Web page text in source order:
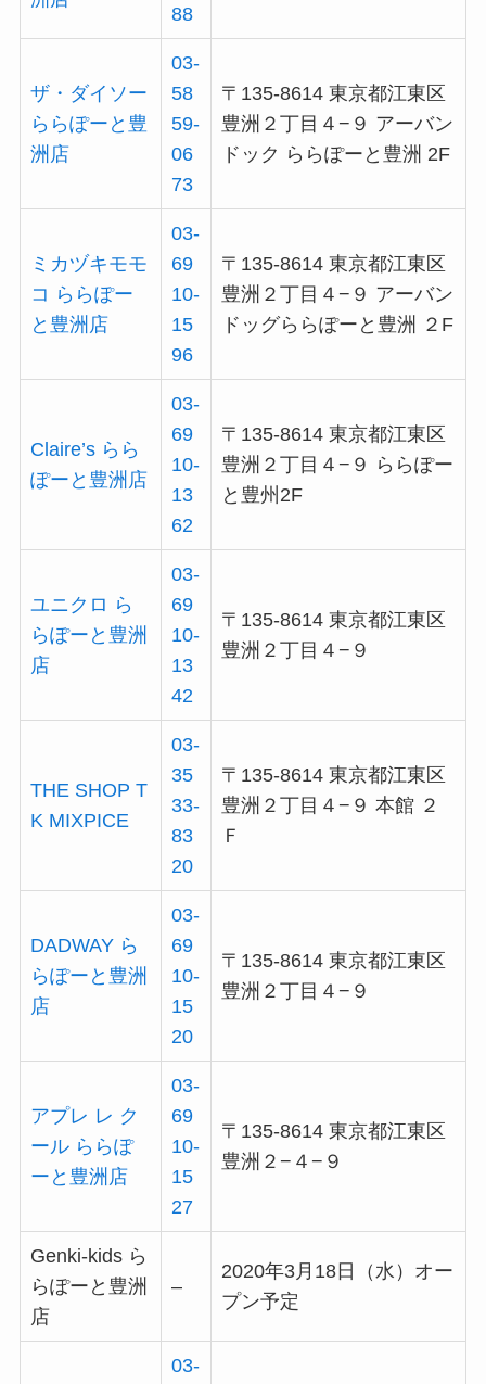
88
ザ・ダイソー
ららぽーと豊
洲店
03-
58
59-
06
73
〒135-8614 東京都江東区
豊洲２丁目４−９ アーバン
ドック ららぽーと豊洲 2F
ミカヅキモモ
コ ららぽー
と豊洲店
03-
69
10-
15
96
〒135-8614 東京都江東区
豊洲２丁目４−９ アーバン
ドッグららぽーと豊洲 ２F
Claire’s らら
ぽーと豊洲店
03-
69
10-
13
62
〒135-8614 東京都江東区
豊洲２丁目４−９ ららぽー
と豊州2F
ユニクロ ら
らぽーと豊洲
店
03-
69
10-
13
42
〒135-8614 東京都江東区
豊洲２丁目４−９
THE SHOP T
K MIXPICE
03-
35
33-
83
20
〒135-8614 東京都江東区
豊洲２丁目４−９ 本館 ２
Ｆ
DADWAY ら
らぽーと豊洲
店
03-
69
10-
15
20
〒135-8614 東京都江東区
豊洲２丁目４−９
アプレ レ ク
ール ららぽ
ーと豊洲店
03-
69
10-
15
27
〒135-8614 東京都江東区
豊洲２−４−９
Genki-kids ら
らぽーと豊洲
店
–
2020年3月18日（水）オー
プン予定
03-